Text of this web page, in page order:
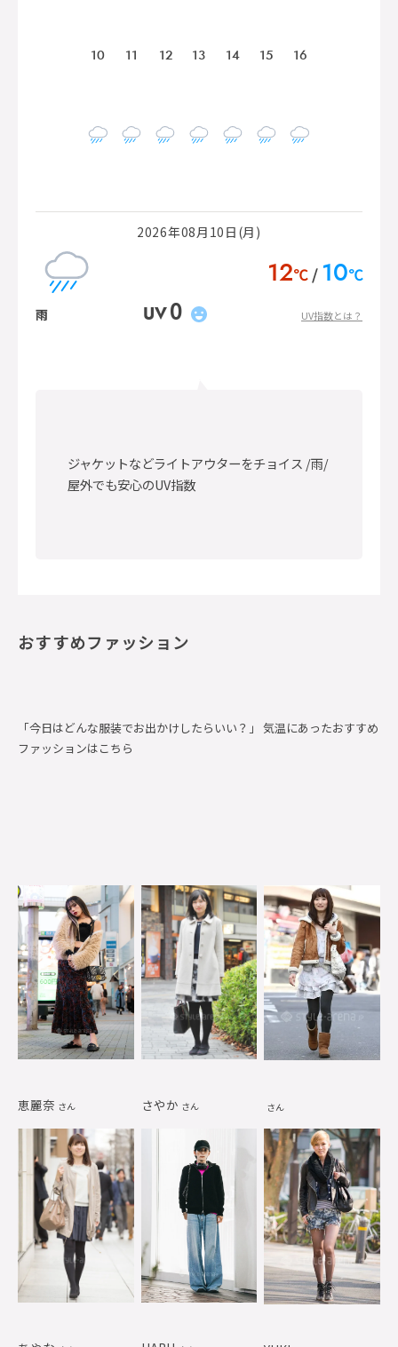
10 11 12 13 14 15 16
2026年08月10日(月)
12℃ 10℃
雨 UV0 UV指数とは？
ジャケットなどライトアウターをチョイス /雨/
屋外でも安心のUV指数
おすすめファッション
「今日はどんな服装でお出かけしたらいい？」 気温にあったおすすめ
ファッションはこちら
恵麗奈 さん さやか さん さん